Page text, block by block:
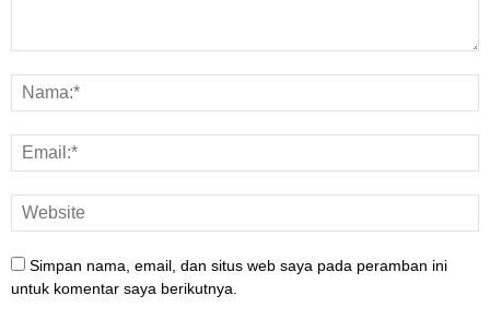
Simpan nama, email, dan situs web saya pada peramban ini
untuk komentar saya berikutnya.